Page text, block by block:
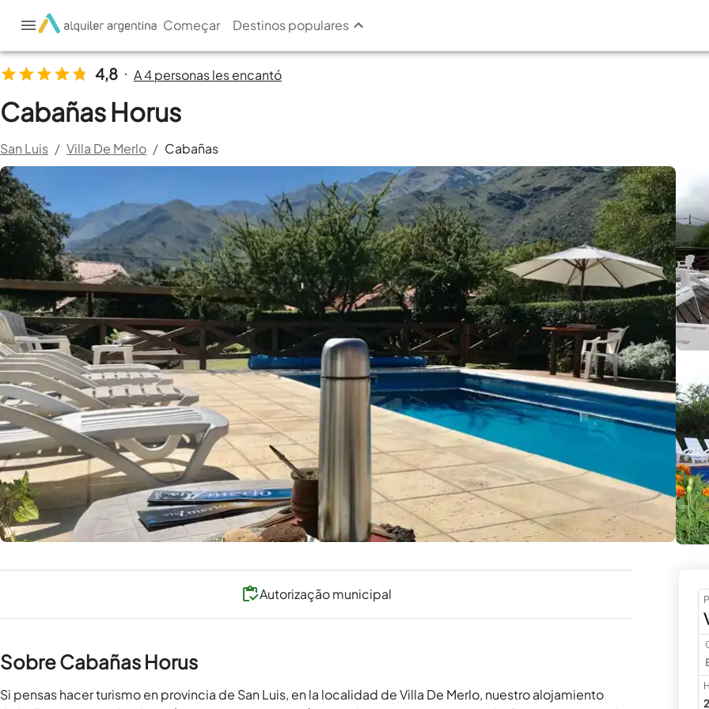
Começar Destinos populares
4,8 • A 4 personas les encantó
Cabañas Horus
San Luis / Villa De Merlo / Cabañas
Autorização municipal
Sobre Cabañas Horus
Si pensas hacer turismo en provincia de San Luis, en la localidad de Villa De Merlo, nuestro alojamiento